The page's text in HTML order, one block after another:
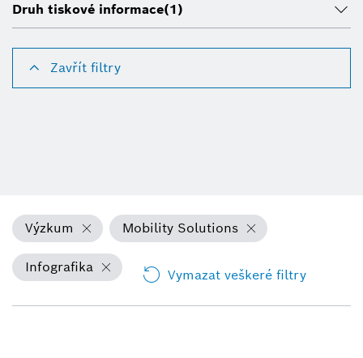
Druh tiskové informace(1)
Zavřít filtry
Výzkum Mobility Solutions
Infografika Vymazat veškeré filtry